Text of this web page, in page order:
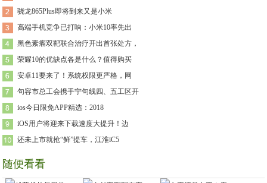
骁龙865Plus即将到来又是小米
高端手机竞争已打响：小米10率先出
黑色素瘤双靶联合治疗开出首张处方，
荣耀10的优缺点各是什么？值得购买
安卓11要来了！系统权限更严格，网
句容市总工会携手宁句线四、五工区开
ios今日限免APP精选：2018
iOS用户将迎来下载速度大提升！边
还未上市就抢“鲜”提车，江淮iC5
随便看看